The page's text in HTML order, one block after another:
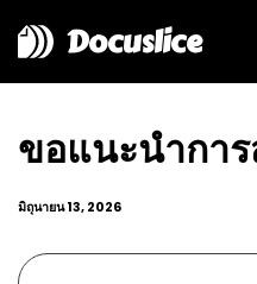
Docuslice
ขอแนะนำกา
มิถุนายน 13, 2026